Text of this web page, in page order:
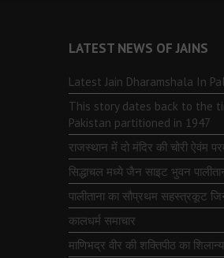
LATEST NEWS OF JAINS
Latest Jain Dharamshala In
This story dates back to the
Pakistan partitioned in 1947
राजस्थान में दो मंदिर की चोरी ऐवंम
सिद्धाचल मध्ये जैन साइट भुवन
पालीताना का सौप्रथम सहस्त्रकूट
कालधर्म समाचार
माणिभद्र वीर की शक्तिपीठ का